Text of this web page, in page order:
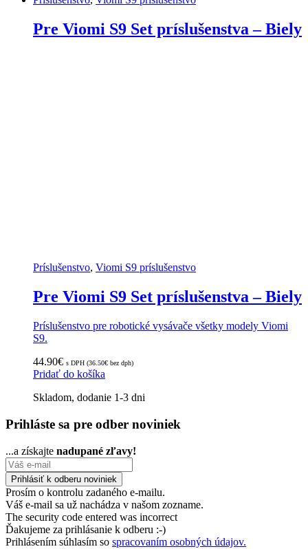
Pre Viomi S9 Set príslušenstva – Biely
Príslušenstvo, Viomi S9 príslušenstvo
Pre Viomi S9 Set príslušenstva – Biely
Príslušenstvo pre robotické vysávače všetky modely Viomi
S9.
44.90€ s DPH (36.50€ bez dph)
Pridať do košíka
Skladom, dodanie 1-3 dni
Prihláste sa pre odber noviniek
...a získajte nadupané zľavy!
Prosím o kontrolu zadaného e-mailu.
Váš e-mail sa už nachádza v našom zozname.
The security code entered was incorrect
Ďakujeme za prihlásanie k odberu :-)
Prihlásením súhlasím so spracovaním osobných údajov.